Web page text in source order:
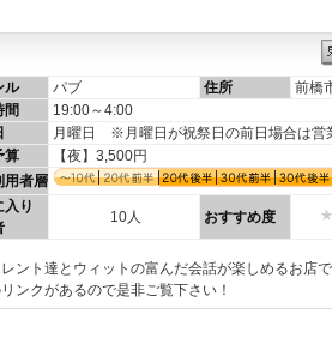
ル パブ 住所
前橋
間
19:00～4:00
月曜日 ※月曜日が祝祭日の前日場合は営
算
【夜】3,500円
用者層
入り
10人 おすすめ度
ント達とウィットの富んだ会話が楽しめるお店
ンクがあるので是非ご覧下さい！